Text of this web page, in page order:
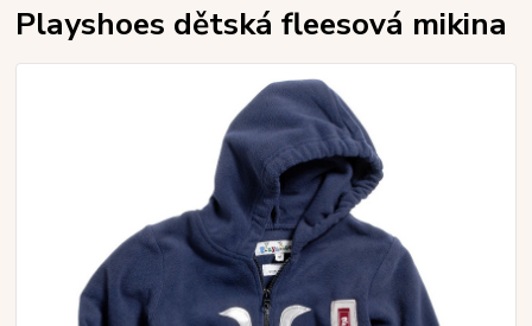
Playshoes dětská fleesová mikina